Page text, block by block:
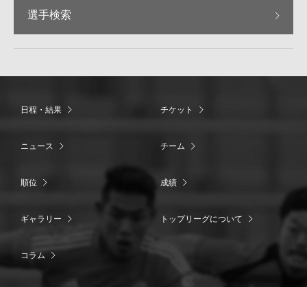
選手検索
日程・結果 チケット
ニュース チーム
順位 成績
ギャラリー トップリーグについて
コラム